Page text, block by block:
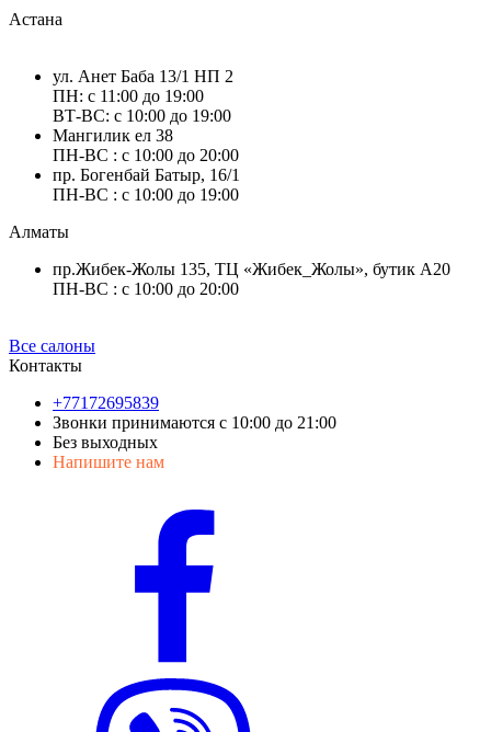
Астана
ул. Анет Баба 13/1 НП 2
ПН: с 11:00 до 19:00
ВТ-ВС: с 10:00 до 19:00
Мангилик ел 38
ПН-ВС : с 10:00 до 20:00
пр. Богенбай Батыр, 16/1
ПН-ВС : с 10:00 до 19:00
Алматы
пр.Жибек-Жолы 135, ТЦ «Жибек_Жолы», бутик А20
ПН-ВС : с 10:00 до 20:00
Все салоны
Контакты
+77172695839
Звонки принимаются с 10:00 до 21:00
Без выходных
Напишите нам